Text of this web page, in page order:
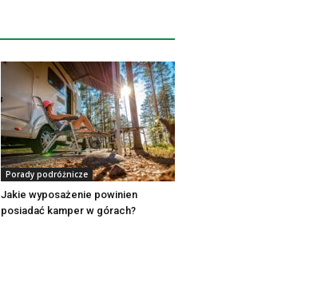
Porady podróżnicze
Jakie wyposażenie powinien
posiadać kamper w górach?